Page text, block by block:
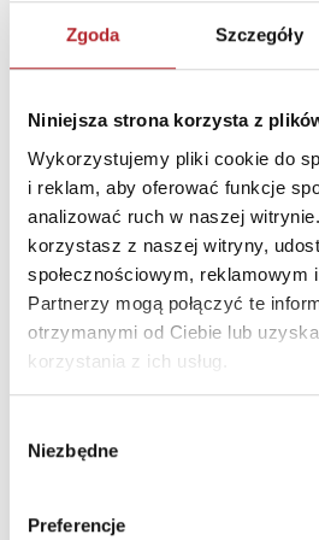
Zgoda Szczegóły
Niniejsza strona korzysta z
Wykorzystujemy pliki cookie do
i reklam, aby oferować funkcje
analizować ruch w naszej
korzystasz z naszej witryny,
społecznościowym, reklamowym
Partnerzy mogą połączyć te
otrzymanymi od Ciebie lub
korzystania z ich usług.
zgody
Niezbędne
Preferencje
Planer uniwersalny Hanako-Kun. Hanako, duch ze szkolnej toalety
Opracowanie zbiorowe
Sug. cena det. 49,99zł(brutto)
Zaloguj się, aby kupić
NAJCZĘŚCIEJ KUPOWANE
TOP 100